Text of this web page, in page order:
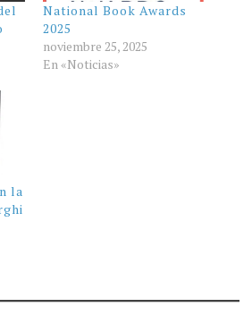
National Book Awards
2025
noviembre 25, 2025
En «Noticias»
la